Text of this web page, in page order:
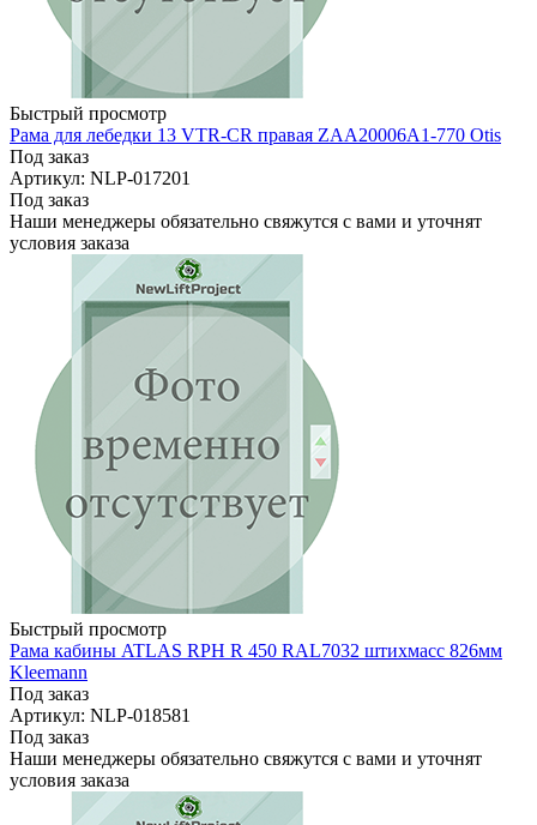
Быстрый просмотр
Рама для лебедки 13 VTR-CR правая ZAA20006A1-770 Otis
Под заказ
Артикул: NLP-017201
Под заказ
Наши менеджеры обязательно свяжутся с вами и уточнят
условия заказа
Быстрый просмотр
Рама кабины ATLAS RPH R 450 RAL7032 штихмасс 826мм
Kleemann
Под заказ
Артикул: NLP-018581
Под заказ
Наши менеджеры обязательно свяжутся с вами и уточнят
условия заказа